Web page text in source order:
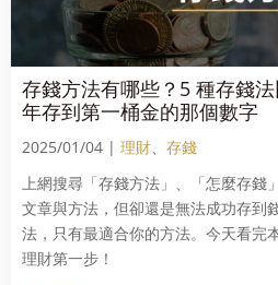
存錢方法有哪些？5 種存錢
年存到第一桶金的那個數字
2025/01/04 | 理財、 存錢
上網搜尋「存錢方法」、「怎麼存錢
文章與方法，但卻還是無法成功存到
法，只有最適合你的方法。今天看完
理財第一步！